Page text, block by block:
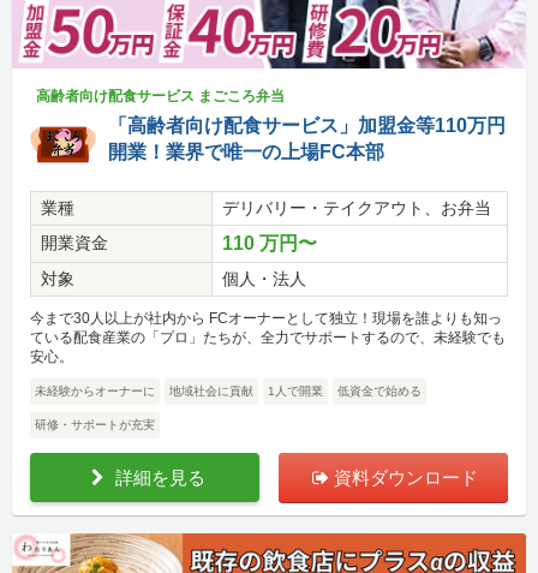
高齢者向け配食サービス まごころ弁当
「高齢者向け配食サービス」加盟金等110万円
開業！業界で唯一の上場FC本部
業種
デリバリー・テイクアウト、お弁当
開業資金
110 万円〜
対象 個人・法人
今まで30人以上が社内から FCオーナーとして独立！現場を誰よりも知っ
ている配食産業の「プロ」たちが、全力でサポートするので、未経験でも
安心。
未経験からオーナーに 地域社会に貢献 1人で開業 低資金で始める
研修・サポートが充実
詳細を見る 資料ダウンロード